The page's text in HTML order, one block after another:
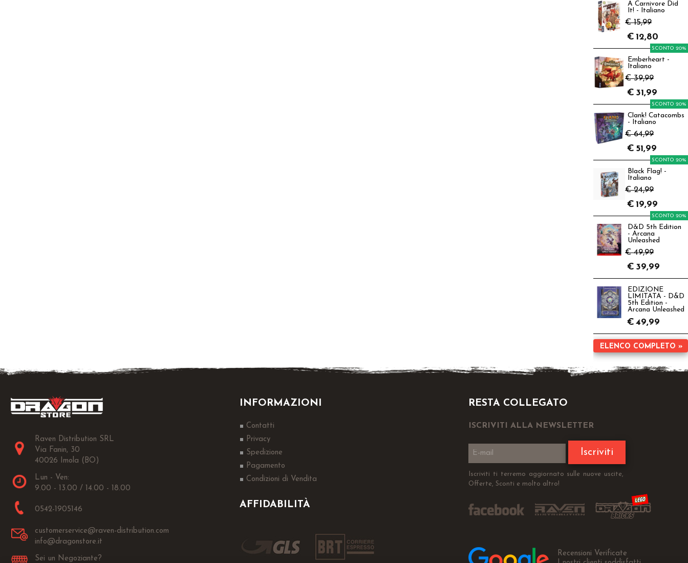
A Carnivore Did
It! - Italiano
€ 15,99
€ 12,80
Emberheart -
Italiano
€ 39,99
SCONTO 20%
€ 31,99
Clank! Catacombs
- Italiano
€ 64,99
SCONTO 20%
€ 51,99
Black Flag! -
Italiano
€ 24,99
SCONTO 20%
€ 19,99
D&D 5th Edition
- Arcana
Unleashed
€ 49,99
SCONTO 20%
€ 39,99
EDIZIONE
LIMITATA - D&D
5th Edition -
Arcana Unleashed
€ 49,99
ELENCO COMPLETO »
Raven Distribution SRL
Via Fanin, 30
40026 Imola (BO)
Lun - Ven:
9.00 - 13.00 / 14.00 - 18.00
0542-1905146
customerservice@raven-distribution.com
info@dragonstore.it
Sei un Negoziante?
INFORMAZIONI
Contatti
Privacy
Spedizione
Pagamento
Condizioni di Vendita
AFFIDABILITÀ
RESTA COLLEGATO
ISCRIVITI ALLA NEWSLETTER
Iscriviti
Iscriviti ti terremo aggiornato sulle nuove uscite,
Offerte, Sconti e molto altro!
Recensioni Verificate